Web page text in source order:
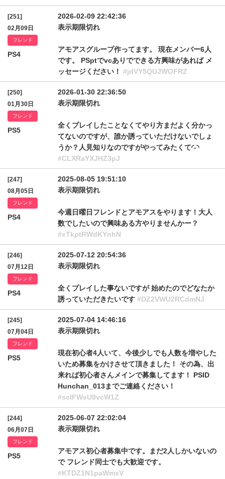
[251]
02月09日
フレンド
PS4
2026-02-09 22:42:36
表示期限切れ
アモアスグループ作ってます。 現在メンバー6人
です。 PSptでvcありでできる方興味があれば メ
ッセージください！ #jdVY5QUJWOFRZ
[250]
01月30日
フレンド
PS5
2026-01-30 22:36:50
表示期限切れ
全くプレイしたことなくてやり方まだよく分かっ
てないのですが、誰か誘っていただけないでしょ
うか？人見知りなのですがやってみたくて◜-◝
#CLXRaYXJHZ3pJ
[247]
08月05日
フレンド
PS4
2025-08-05 19:51:10
表示期限切れ
今週日曜日フレンドとアモアスをやります！大人
数でしたいので興味ある方やりませんかー？
#xTkptRWdKYnhN
[246]
07月12日
フレンド
PS4
2025-07-12 20:54:36
表示期限切れ
全くプレイした事ないですが 始めたのでどなたか
誘っていただきたいです #DZ2VWU2RCdmNJ
[245]
07月04日
フレンド
PS5
2025-07-04 14:46:16
表示期限切れ
現在初心者4人いて、今後少しでも人数を増やした
いため募集をかけさせて頂きました！ その為、出
来れば初心者さんメインで募集してます！ PSID
Hunchan_013までご連絡ください！
#sclFWeU9vcW1Z
[244]
06月07日
フレンド
PS5
2025-06-07 22:02:04
表示期限切れ
アモアス初心者募集中です。まだ2人しかいないの
で フレンド同士でも大歓迎です。
#KTDZ1N1paWmxV